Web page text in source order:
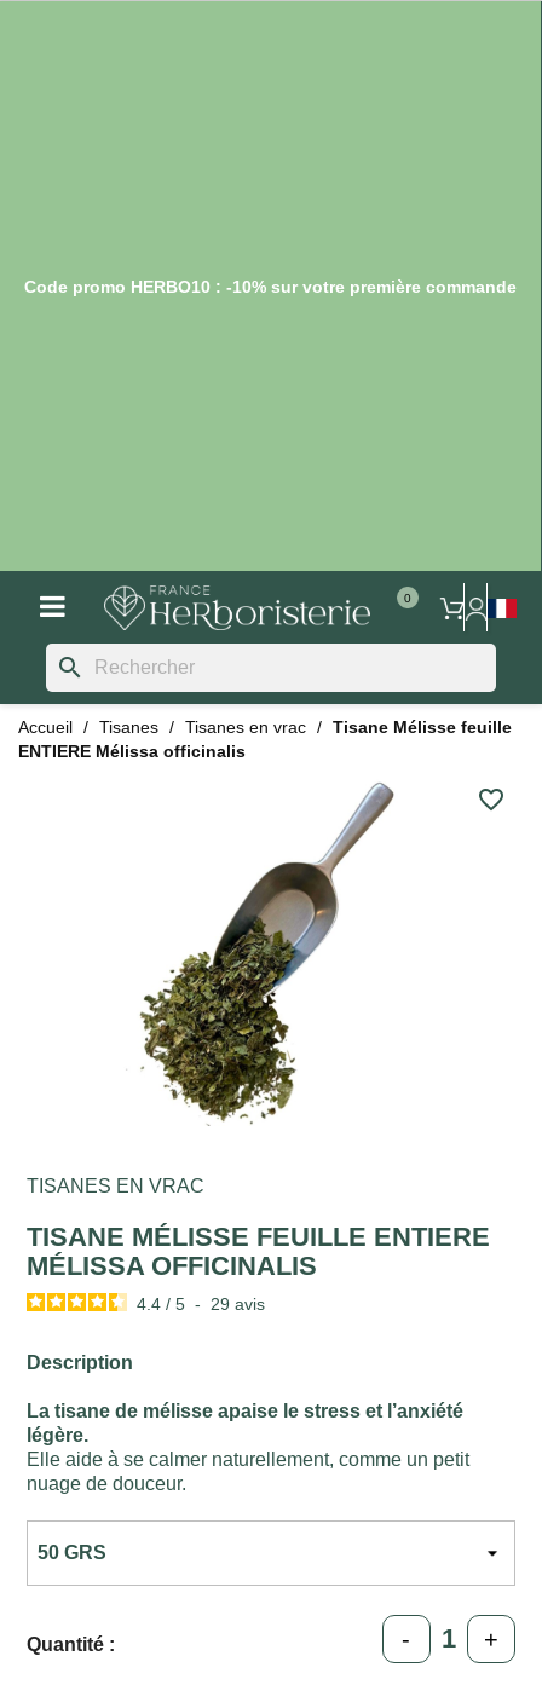
Code promo HERBO10 : -10% sur votre première commande
search
Accueil Tisanes Tisanes en vrac
Tisane Mélisse feuille
ENTIERE Mélissa officinalis
favorite_border
TISANES EN VRAC
TISANE MÉLISSE FEUILLE ENTIERE
MÉLISSA OFFICINALIS
4.4 / 5 - 29avis
Description
La tisane de mélisse apaise le stress et l’anxiété
légère.
Elle aide à se calmer naturellement, comme un petit
nuage de douceur.
Quantité : - +